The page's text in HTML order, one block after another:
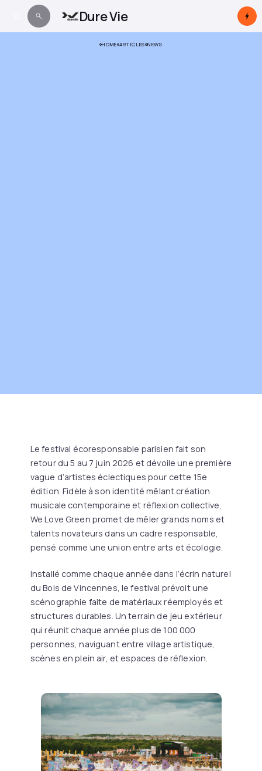
Dure Vie
HOME ARTICLES NEWS
Le festival écoresponsable parisien fait son
retour du 5 au 7 juin 2026 et dévoile une première
vague d’artistes éclectiques pour cette 15e
édition. Fidèle à son identité mêlant création
musicale contemporaine et réflexion collective,
We Love Green promet de mêler grands noms et
talents novateurs dans un cadre responsable,
pensé comme une union entre arts et écologie.
Installé comme chaque année dans l’écrin naturel
du Bois de Vincennes, le festival prévoit une
scénographie faite de matériaux réemployés et
structures durables. Un terrain de jeu extérieur
qui réunit chaque année plus de 100 000
personnes, naviguant entre village artistique,
scènes en plein air, et espaces de réflexion.